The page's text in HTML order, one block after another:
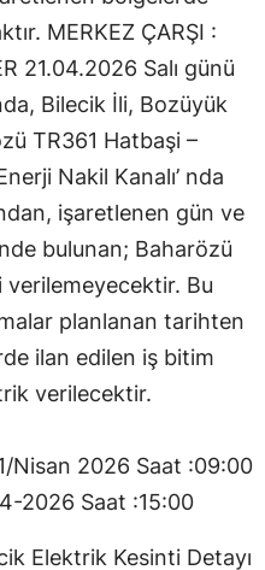
MERKEZ ÇARŞI :
21.04.2026 Salı günü
Bilecik İli, Bozüyük
TR361 Hatbaşi –
Nakil Kanalı’ nda
işaretlenen gün ve
bulunan; Baharözü
Bu
planlanan tarihten
ilan edilen iş bitim
verilecektir.
Nisan 2026 Saat :09:00
2026 Saat :15:00
Elektrik Kesinti Detayı